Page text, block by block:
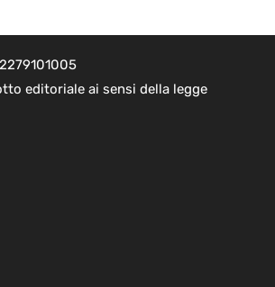
editoriale ai sensi della legge